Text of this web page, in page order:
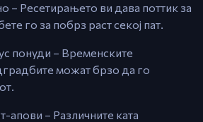
– Ресетирањето ви дава поттик за
го за побрз раст секој пат.
понуди – Временските
можат брзо да го
апови – Различните ката